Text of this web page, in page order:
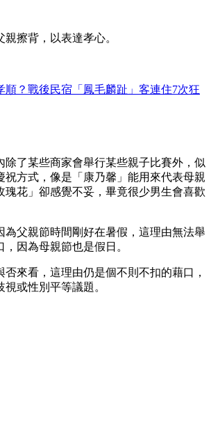
擦背，以表達孝心。
順？戰後民宿「鳳毛麟趾」客連住7次狂
除了某些商家會舉行某些親子比賽外，似
祝方式，像是「康乃馨」能用來代表母親
瑰花」卻感覺不妥，畢竟很少男生會喜歡
為父親節時間剛好在暑假，這理由無法舉
因為母親節也是假日。
否來看，這理由仍是個不則不扣的藉口，
或性別平等議題。